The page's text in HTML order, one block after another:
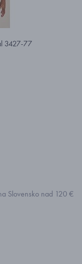
3427-77
Slovensko nad 120 €